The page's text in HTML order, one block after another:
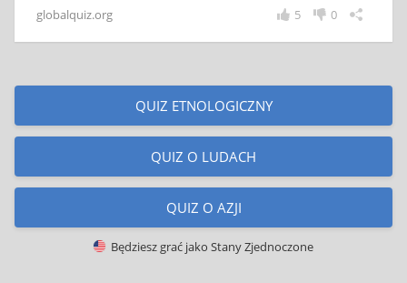
globalquiz.org 0
5
QUIZ ETNOLOGICZNY
QUIZ O LUDACH
QUIZ O AZJI
Będziesz grać jako Stany Zjednoczone